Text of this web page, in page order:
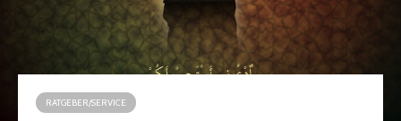
RATGEBER/SERVICE